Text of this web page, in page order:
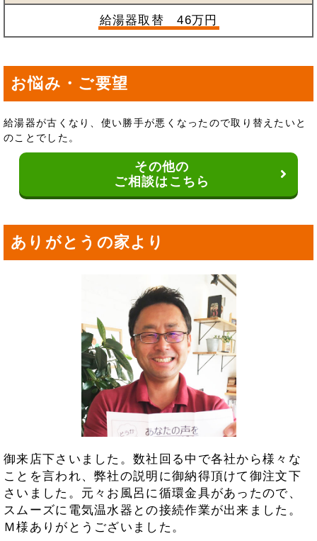
給湯器取替 46万円
お悩み・ご要望
給湯器が古くなり、使い勝手が悪くなったので取り替えたいと
のことでした。
その他の
ご相談はこちら
ありがとうの家より
御来店下さいました。数社回る中で各社から様々な
ことを言われ、弊社の説明に御納得頂けて御注文下
さいました。元々お風呂に循環金具があったので、
スムーズに電気温水器との接続作業が出来ました。
Ｍ様ありがとうございました。